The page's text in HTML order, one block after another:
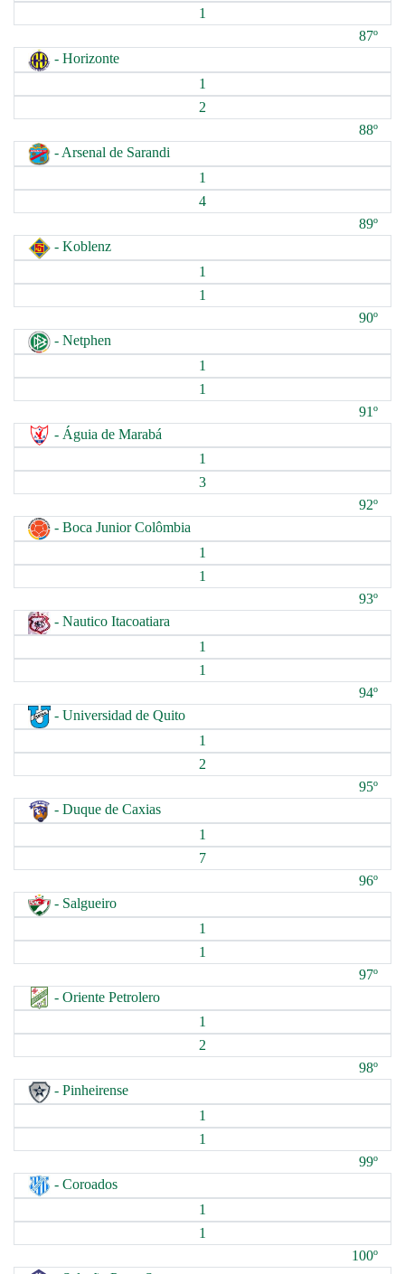
1
87º
- Horizonte
1
2
88º
- Arsenal de Sarandi
1
4
89º
- Koblenz
1
1
90º
- Netphen
1
1
91º
- Águia de Marabá
1
3
92º
- Boca Junior Colômbia
1
1
93º
- Nautico Itacoatiara
1
1
94º
- Universidad de Quito
1
2
95º
- Duque de Caxias
1
7
96º
- Salgueiro
1
1
97º
- Oriente Petrolero
1
2
98º
- Pinheirense
1
1
99º
- Coroados
1
1
100º